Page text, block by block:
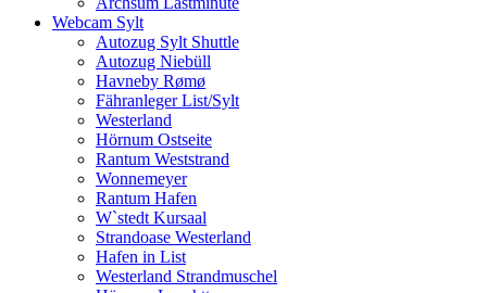
Webcam Sylt
Autozug Sylt Shuttle
Autozug Niebüll
Havneby Rømø
Fähranleger List/Sylt
Westerland
Hörnum Ostseite
Rantum Weststrand
Wonnemeyer
Rantum Hafen
W`stedt Kursaal
Strandoase Westerland
Hafen in List
Westerland Strandmuschel